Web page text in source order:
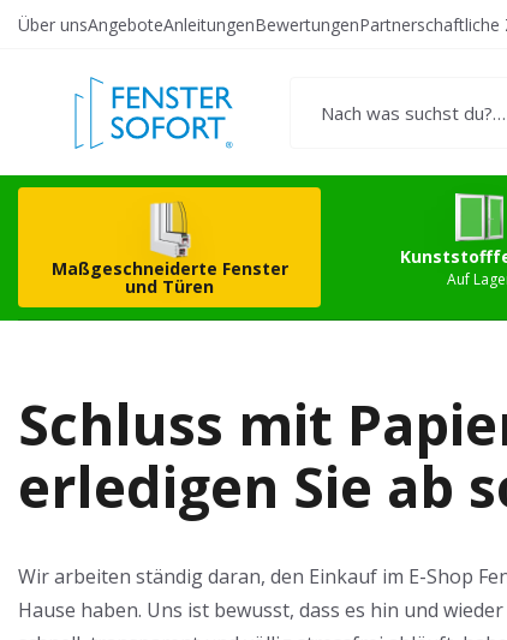
Erstellen Sie Ihr
Über unsAngeboteAnleitungenBewertungen
Maßgeschneiderte Fenster
und Türen Auf
Schluss mit
erledigen Sie ab
Wir arbeiten ständig daran, den Einkauf im E-Shop
Hause haben. Uns ist bewusst, dass es hin und